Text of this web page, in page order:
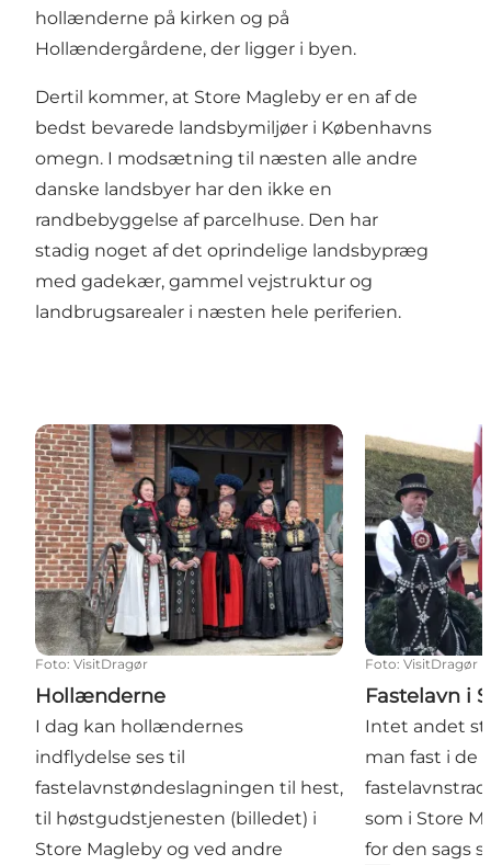
hollænderne på kirken og på
Hollændergårdene, der ligger i byen.
Dertil kommer, at Store Magleby er en af de
bedst bevarede landsbymiljøer i Københavns
omegn. I modsætning til næsten alle andre
danske landsbyer har den ikke en
randbebyggelse af parcelhuse. Den har
stadig noget af det oprindelige landsbypræg
med gadekær, gammel vejstruktur og
landbrugsarealer i næsten hele periferien.
Hollænderne
Foto: VisitDragør
Hollænderne
I dag kan hollændernes
indflydelse ses til
fastelavnstøndeslagningen til hest,
til høstgudstjenesten (billedet) i
Store Magleby og ved andre
Fastelavn i
Foto: VisitDragør
Fastelavn i
Intet andet
man fast i de
som i Store
for den sags